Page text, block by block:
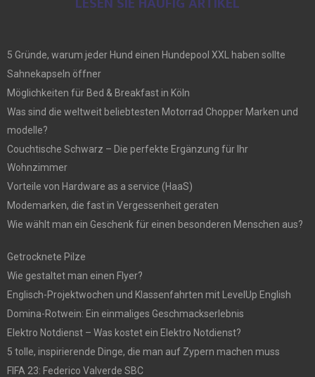
5 Gründe, warum jeder Hund einen Hundepool XXL haben sollte
Sahnekapseln öffner
Möglichkeiten für Bed & Breakfast in Köln
Was sind die weltweit beliebtesten Motorrad Chopper Marken und
modelle?
Couchtische Schwarz – Die perfekte Ergänzung für Ihr
Wohnzimmer
Vorteile von Hardware as a service (HaaS)
Modemarken, die fast in Vergessenheit geraten
Wie wählt man ein Geschenk für einen besonderen Menschen aus?
Getrocknete Pilze
Wie gestaltet man einen Flyer?
Englisch-Projektwochen und Klassenfahrten mit LevelUp English
Domina-Rotwein: Ein einmaliges Geschmackserlebnis
Elektro Notdienst – Was kostet ein Elektro Notdienst?
5 tolle, inspirierende Dinge, die man auf Zypern machen muss
FIFA 23: Federico Valverde SBC